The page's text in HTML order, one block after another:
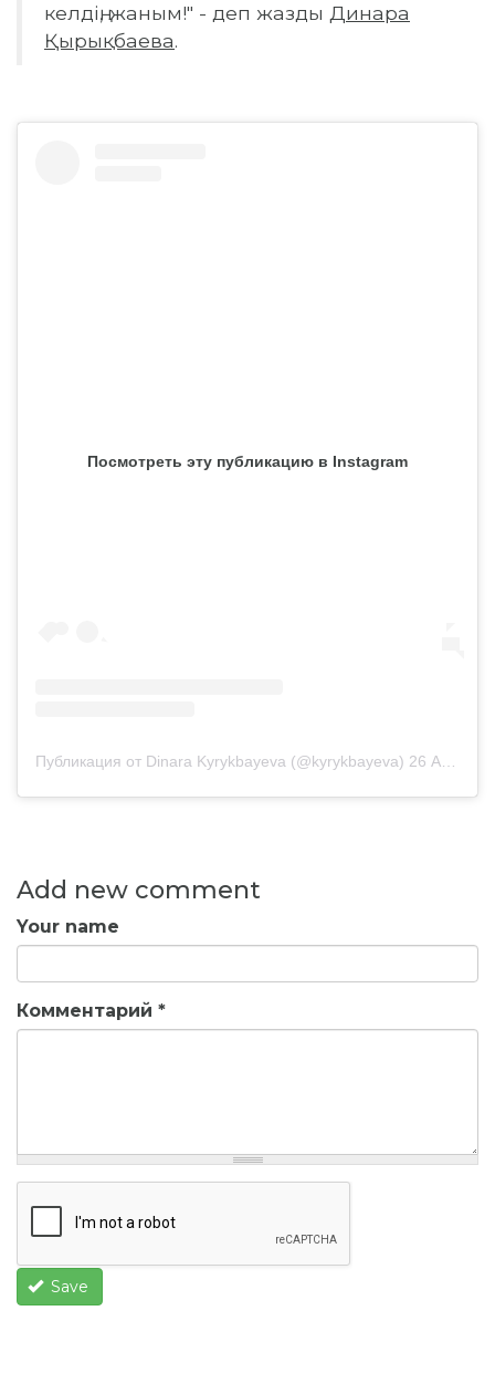
келдің, жаным!" - деп жазды Динара
Қырықбаева.
Посмотреть эту публикацию в Instagram
Публикация от Dinara Kyrykbayeva (@kyrykbayeva) 26 Авг 2019 в 9:03 PDT
Add new comment
Your name
Комментарий *
Save